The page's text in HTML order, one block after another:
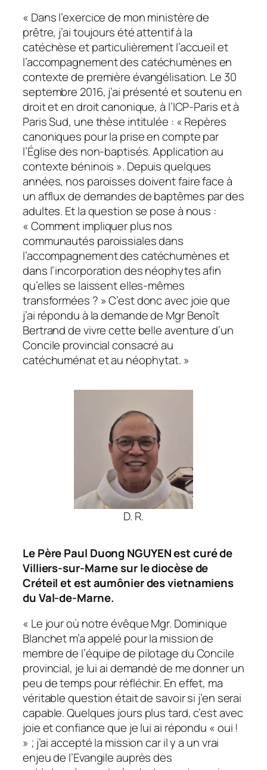
« Dans l’exercice de mon ministère de
prêtre, j’ai toujours été attentif à la
catéchèse et particulièrement l’accueil et
l’accompagnement des catéchumènes en
contexte de première évangélisation. Le 30
septembre 2016, j’ai présenté et soutenu en
droit et en droit canonique, à l’ICP-Paris et à
Paris Sud, une thèse intitulée : « Repères
canoniques pour la prise en compte par
l’Église des non-baptisés. Application au
contexte béninois ». Depuis quelques
années, nos paroisses doivent faire face à
un afflux de demandes de baptêmes par des
adultes. Et la question se pose à nous :
« Comment impliquer plus nos
communautés paroissiales dans
l’accompagnement des catéchumènes et
dans l’incorporation des néophytes afin
qu’elles se laissent elles-mêmes
transformées ? » C’est donc avec joie que
j’ai répondu à la demande de Mgr Benoît
Bertrand de vivre cette belle aventure d’un
Concile provincial consacré au
catéchuménat et au néophytat. »
D. R.
Le Père Paul Duong NGUYEN est curé de
Villiers-sur-Marne sur le diocèse de
Créteil et est aumônier des vietnamiens
du Val-de-Marne.
« Le jour où notre évêque Mgr. Dominique
Blanchet m’a appelé pour la mission de
membre de l’équipe de pilotage du Concile
provincial, je lui ai demandé de me donner un
peu de temps pour réfléchir. En effet, ma
véritable question était de savoir si j’en serai
capable. Quelques jours plus tard, c’est avec
joie et confiance que je lui ai répondu « oui !
» ; j’ai accepté la mission car il y a un vrai
enjeu de l’Evangile auprès des